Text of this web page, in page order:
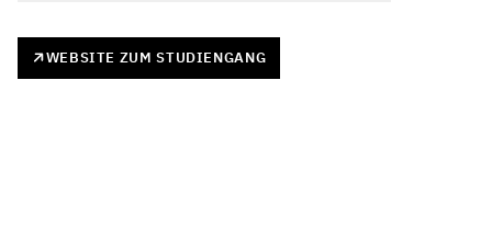
WEBSITE ZUM STUDIENGANG